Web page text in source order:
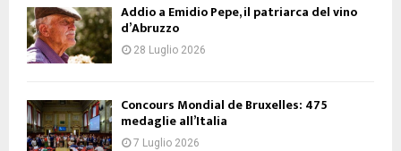
Addio a Emidio Pepe, il patriarca del vino
d’Abruzzo
28 Luglio 2026
Concours Mondial de Bruxelles: 475
medaglie all’Italia
7 Luglio 2026